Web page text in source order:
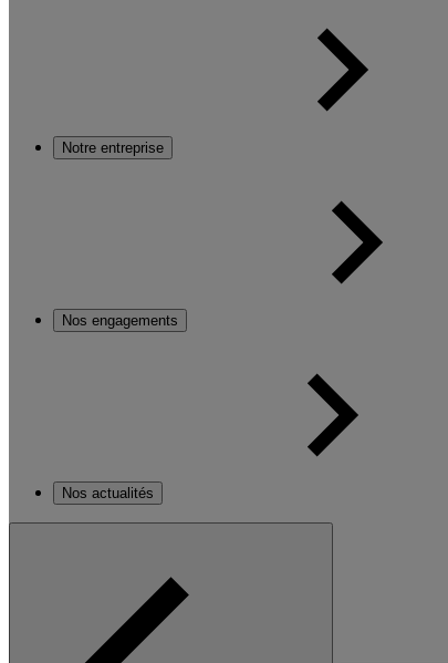
Notre entreprise
Nos engagements
Nos actualités